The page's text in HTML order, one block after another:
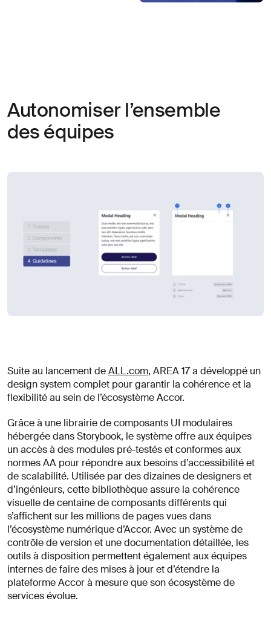
Autonomiser l’ensemble
des équipes
Suite au lancement deALL.com, AREA 17 a développé un
design system complet pour garantir la cohérence et la
flexibilité au sein de l’écosystème Accor.
Grâce à une librairie de composants UI modulaires
hébergée dans Storybook, le système offre aux équipes
un accès à des modules pré-testés et conformes aux
normes AA pour répondre aux besoins d’accessibilité et
de scalabilité. Utilisée par des dizaines de designers et
d’ingénieurs, cette bibliothèque assure la cohérence
visuelle de centaine de composants différents qui
s’affichent sur les millions de pages vues dans
l’écosystème numérique d’Accor. Avec un système de
contrôle de version et une documentation détaillée, les
outils à disposition permettent également aux équipes
internes de faire des mises à jour et d’étendre la
plateforme Accor à mesure que son écosystème de
services évolue.